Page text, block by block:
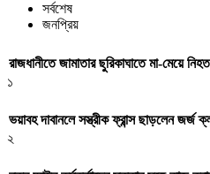
সর্বশেষ
জনপ্রিয়
রাজধানীতে জামাতার ছুরিকাঘাতে মা-মেয়ে নিহত
১
ভয়াবহ দাবানলে সস্ত্রীক ফ্রান্স ছাড়লেন জর্জ
২